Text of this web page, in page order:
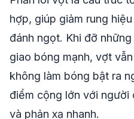
hợp, giúp giảm rung
đánh ngọt. Khi đỡ
giao bóng mạnh, vợt
không làm bóng bật ra
điểm cộng lớn với người
và phản xạ nhanh.